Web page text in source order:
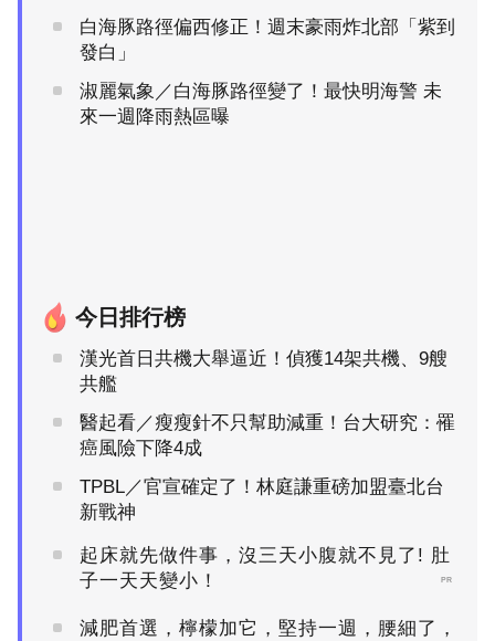
白海豚路徑偏西修正！週末豪雨炸北部「紫到
發白」
淑麗氣象／白海豚路徑變了！最快明海警 未
來一週降雨熱區曝
今日排行榜
漢光首日共機大舉逼近！偵獲14架共機、9艘
共艦
醫起看／瘦瘦針不只幫助減重！台大研究：罹
癌風險下降4成
TPBL／官宣確定了！林庭謙重磅加盟臺北台
新戰神
起床就先做件事，沒三天小腹就不見了! 肚
子一天天變小！
PR
減肥首選，檸檬加它，堅持一週，腰細了，